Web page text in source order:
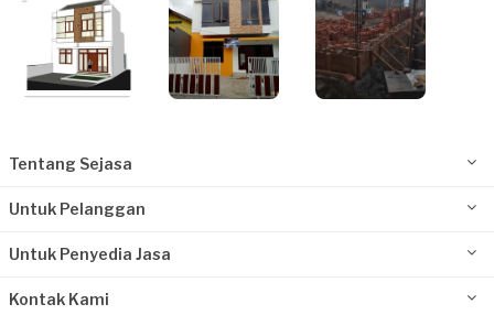
Tentang Sejasa
Untuk Pelanggan
Untuk Penyedia Jasa
Kontak Kami